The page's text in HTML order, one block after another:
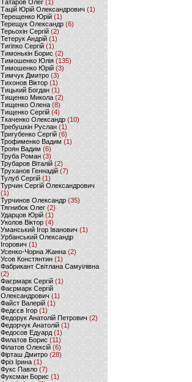
Татаров Олег(1)
Тацій Юрій Олександрович(1)
Терещенко Юрій(1)
Терещук Олександр(6)
Терьохін Сергій (2)
Тетерук Андрій (1)
Тигіпко Сергій(1)
Тимонькін Борис (2)
Тимошенко Юлія (135)
Тимошенко Юрій(3)
Тимчук Дмитро (3)
Тихонов Віктор (1)
Тицький Богдан (1)
Тищенко Микола (2)
Тищенко Олена (8)
Тищенко Сергій (4)
Ткаченко Олександр (10)
Требушкін Руслан (1)
Тригубенко Сергій(6)
Трофименко Вадим (1)
Троян Вадим (6)
Труба Роман(3)
Трубаров Віталій (2)
Труханов Геннадій (7)
Тулуб Сергій(1)
Турчин Сергій Олександрович
(1)
Турчинов Олександр(35)
Тягнибок Олег (2)
Ударцов Юрій (1)
Уколов Віктор(4)
Уманський Ігор Іванович(1)
Урбанський Олександр
Ігорович (1)
Усенко-Чорна Жанна (2)
Усов Констянтин(1)
Фабрикант Світлана Самуілівна
(2)
Фаєрмарк Сергій(1)
Фаєрмарк Сергій
Олександрович (1)
Файст Валерій(1)
Федєєв Ігор (1)
Федорук Анатолій Петрович (2)
Федорчук Анатолій (1)
Федосов Едуард (1)
Филатов Борис (11)
Філатов Олексій (6)
Фірташ Дмитро (28)
Фріз Ірина (1)
Фукс Павло (7)
Фуксман Борис (1)